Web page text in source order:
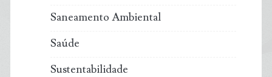
Saneamento Ambiental
Saúde
Sustentabilidade